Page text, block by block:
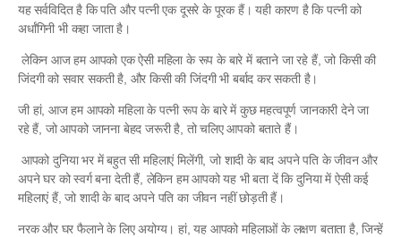
यह सर्वविदित है कि पति और पत्नी एक दूसरे के पूरक हैं। यही कारण है कि पत्नी को
अर्धांगिनी भी कहा जाता है।
लेकिन आज हम आपको एक ऐसी महिला के रूप के बारे में बताने जा रहे हैं, जो किसी की
जिंदगी को सवार सकती है, और किसी की जिंदगी भी बर्बाद कर सकती है।
जी हां, आज हम आपको महिला के पत्नी रूप के बारे में कुछ महत्वपूर्ण जानकारी देने जा
रहे हैं, जो आपको जानना बेहद जरूरी है, तो चलिए आपको बताते हैं।
आपको दुनिया भर में बहुत सी महिलाएं मिलेंगी, जो शादी के बाद अपने पति के जीवन और
अपने घर को स्वर्ग बना देती हैं, लेकिन हम आपको यह भी बता दें कि दुनिया में ऐसी कई
महिलाएं हैं, जो शादी के बाद अपने पति का जीवन नहीं छोड़ती हैं।
नरक और घर फैलाने के लिए अयोग्य। हां, यह आपको महिलाओं के लक्षण बताता है, जिन्हें